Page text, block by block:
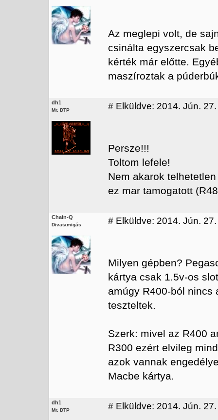
Az meglepi volt, de
csinálta egyszercsak
kérték már előtte.
maszíroztak a
dh1
Mr. DTP # Elküldve: 2014. Jún.
Persze!!!
Toltom lefele!
Nem akarok
ez mar tamogatott
Chain-Q
Divatamigás # Elküldve: 2014. Jún.
Milyen gépben?
kártya csak 1.5v-os
amúgy R400-ból nincs
teszteltek.
Szerk: mivel az R400
R300 ezért elvileg
azok vannak
Macbe kártya.
dh1
Mr. DTP # Elküldve: 2014. Jún.